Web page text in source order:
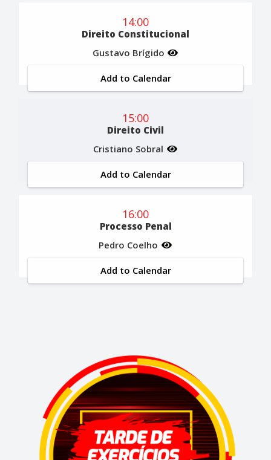
14:00
Direito Constitucional
Gustavo Brígido
Add to Calendar
15:00
Direito Civil
Cristiano Sobral
Add to Calendar
16:00
Processo Penal
Pedro Coelho
Add to Calendar